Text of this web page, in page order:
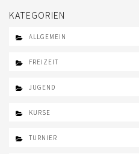
KATEGORIEN
ALLGEMEIN
FREIZEIT
JUGEND
KURSE
TURNIER